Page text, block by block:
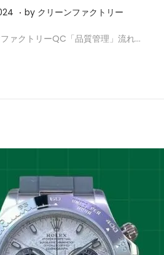
2
5
. by クリーンファクトリー
ァクトリーQC「品質管理」流れ…